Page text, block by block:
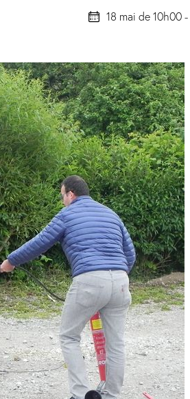
18 mai de 10h00-